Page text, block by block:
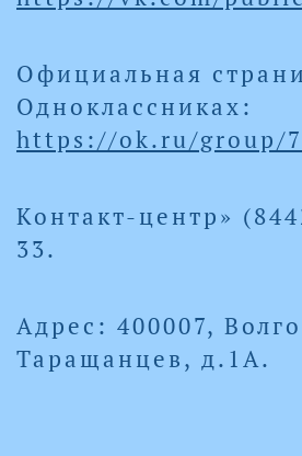
Официальная
Одноклассниках:
https://ok.ru/group/
Контакт-центр»
33.
Адрес: 400007,
Таращанцев, д.1А.